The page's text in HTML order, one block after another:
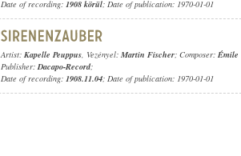
Date of recording: 1908 körül; Date of publication: 1970-01-01
Artist: Kapelle Peuppus, Vezényel: Martin Fischer; Composer: Émile
Publisher:Dacapo-Record;
Date of recording: 1908.11.04; Date of publication: 1970-01-01